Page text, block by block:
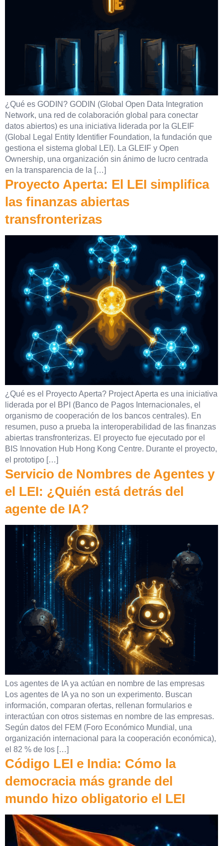
¿Qué es GODIN? GODIN (Global Open Data Integration
Network, una red de colaboración global para conectar
datos abiertos) es una iniciativa liderada por la GLEIF
(Global Legal Entity Identifier Foundation, la fundación que
gestiona el sistema global LEI). La GLEIF y Open
Ownership, una organización sin ánimo de lucro centrada
en la transparencia de la […]
Proyecto Aperta: El LEI simplifica
las finanzas abiertas
transfronterizas
¿Qué es el Proyecto Aperta? Project Aperta es una iniciativa
liderada por el BPI (Banco de Pagos Internacionales, el
organismo de cooperación de los bancos centrales). En
resumen, puso a prueba la interoperabilidad de las finanzas
abiertas transfronterizas. El proyecto fue ejecutado por el
BIS Innovation Hub Hong Kong Centre. Durante el proyecto,
el prototipo […]
Servicio de Nombres de Agentes y
el LEI: ¿Quién está detrás del
agente de IA?
Los agentes de IA ya actúan en nombre de las empresas
Los agentes de IA ya no son un experimento. Buscan
información, comparan ofertas, rellenan formularios e
interactúan con otros sistemas en nombre de las empresas.
Según datos del FEM (Foro Económico Mundial, una
organización internacional para la cooperación económica),
el 82 % de los […]
Código LEI e India: Cómo la
democracia más grande del
mundo hizo obligatorio el LEI